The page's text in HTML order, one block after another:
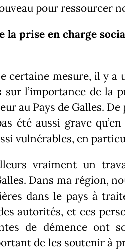
pour ressourcer
la prise en charge
certaine mesure, il y a
surl’importance de la
au Pays de Galles. De
été aussi grave
vulnérables, en
vraiment un
Dans ma région,
dans le pays à
autorités, et ces
de démence ont
de les soutenir à